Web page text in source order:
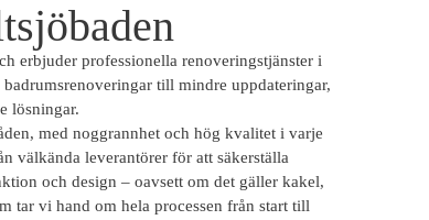
erbjuder professionella renoveringstjänster i
till mindre uppdateringar,
lösningar.
med noggrannhet och hög kvalitet i varje
välkända leverantörer för att säkerställa
och design – oavsett om det gäller kakel,
tar vi hand om hela processen från start till